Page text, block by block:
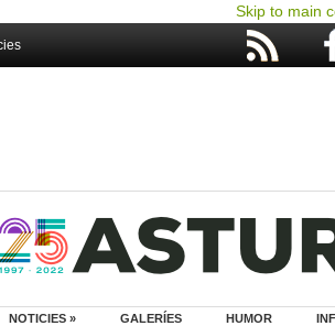
Skip to main
NOTICIES » GALERÍES HUMOR